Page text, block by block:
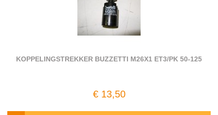
KOPPELINGSTREKKER BUZZETTI M26X1 ET3/PK 50-125
€ 13,50